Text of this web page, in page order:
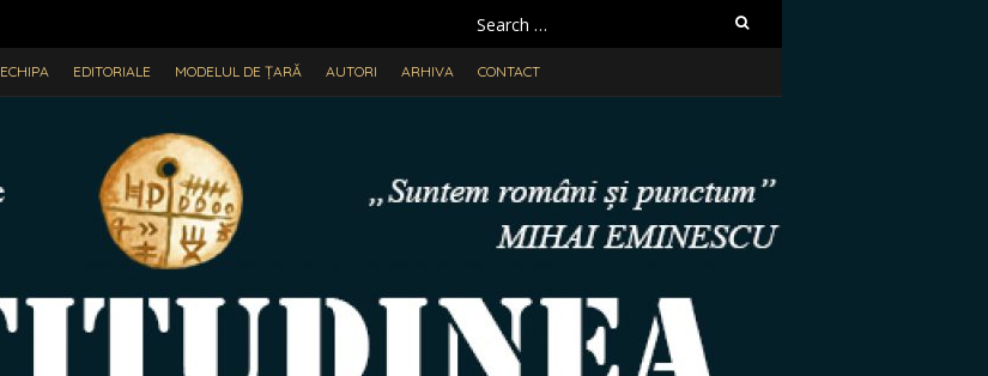
Search
for:
ECHIPA EDITORIALE MODELUL DE ȚARĂ AUTORI ARHIVA CONTACT